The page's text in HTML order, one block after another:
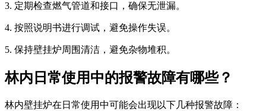
3. 定期检查燃气管道和接口，确保无泄漏。
4. 按照说明书进行调试，避免操作失误。
5. 保持壁挂炉周围清洁，避免杂物堆积。
林内日常使用中的报警故障有哪些？
林内壁挂炉在日常使用中可能会出现以下几种报警故障：